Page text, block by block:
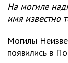
На могиле
имя известно
Могилы
появились в